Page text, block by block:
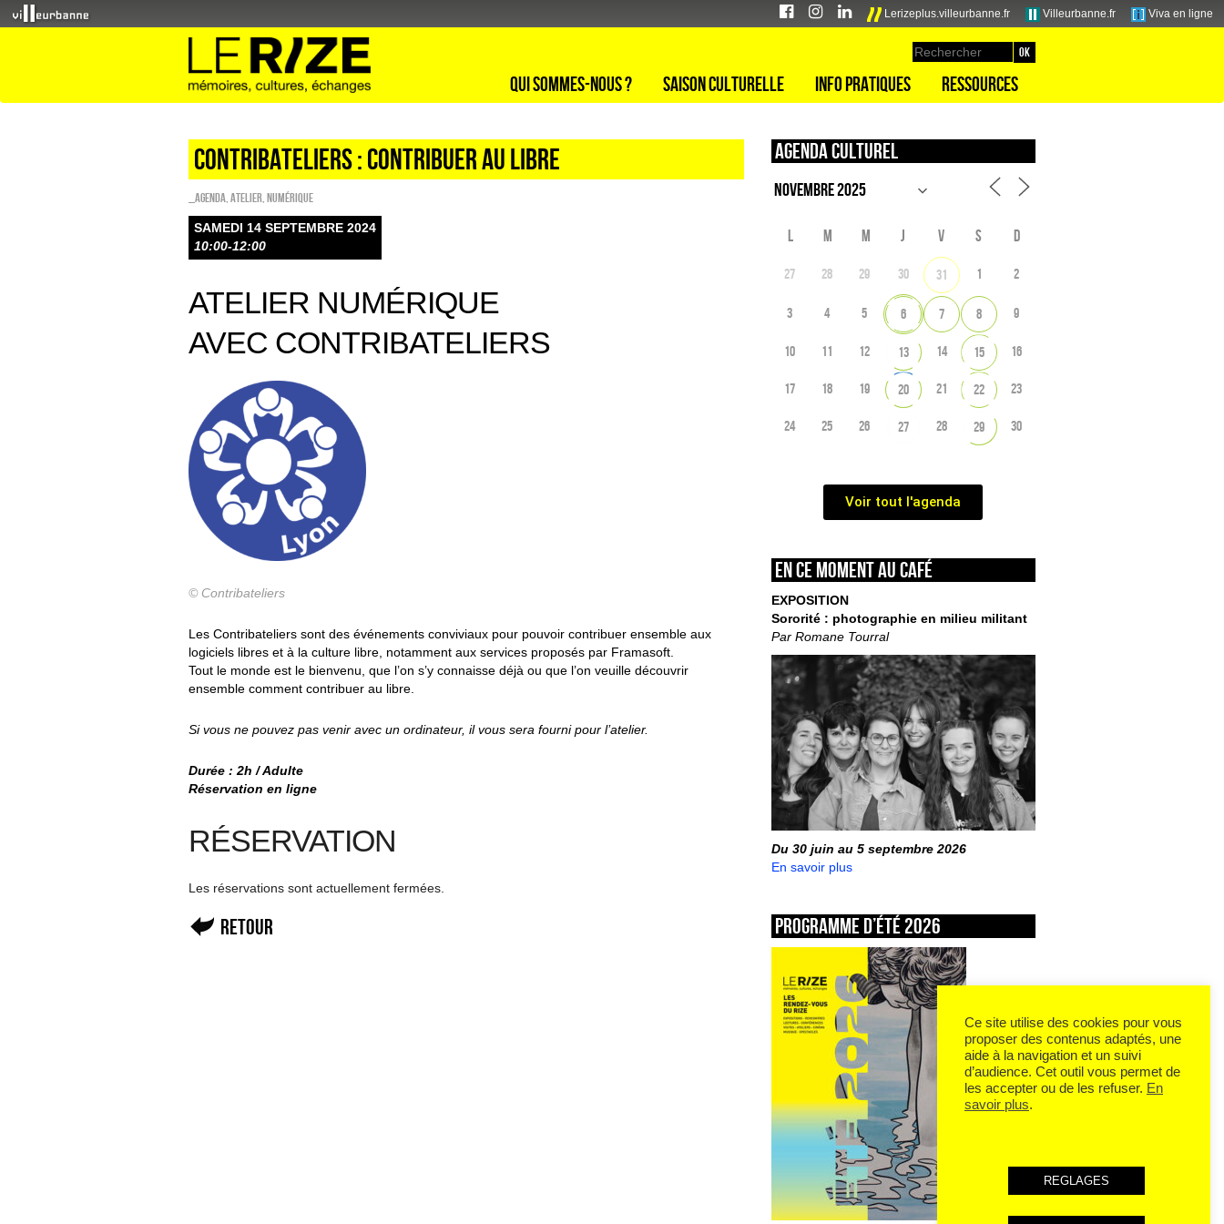
Lerizeplus.villeurbanne.fr Villeurbanne.fr Viva en ligne
Qui sommes-nous ? Saison culturelle Info pratiques Ressources
CONTRIBATELIERS : CONTRIBUER AU LIBRE
_Agenda Atelier Numérique
SAMEDI 14 SEPTEMBRE 2024
10:00-12:00
ATELIER NUMÉRIQUE
AVEC CONTRIBATELIERS
© Contribateliers
Les Contribateliers sont des événements conviviaux pour pouvoir contribuer ensemble aux
logiciels libres et à la culture libre, notamment aux services proposés par Framasoft.
Tout le monde est le bienvenu, que l’on s’y connaisse déjà ou que l’on veuille découvrir
ensemble comment contribuer au libre.
Si vous ne pouvez pas venir avec un ordinateur, il vous sera fourni pour l’atelier.
Durée : 2h / Adulte
Réservation en ligne
RÉSERVATION
Les réservations sont actuellement fermées.
Retour
Agenda culturel
L M M J V S D
27 28 29 30 31 1 2
3 4 5 6 7 8 9
10 11 12 13 14 15 16
17 18 19 20 21 22 23
24 25 26 27 28 29 30
Voir tout l'agenda
En ce moment au café
EXPOSITION
Sororité : photographie en milieu militant
Par Romane Tourral
Du 30 juin au 5 septembre 2026
En savoir plus
Programme d’été 2026
Ce site utilise des cookies pour vous
proposer des contenus adaptés, une
aide à la navigation et un suivi
d’audience. Cet outil vous permet de
les accepter ou de les refuser. En
savoir plus.
REGLAGES